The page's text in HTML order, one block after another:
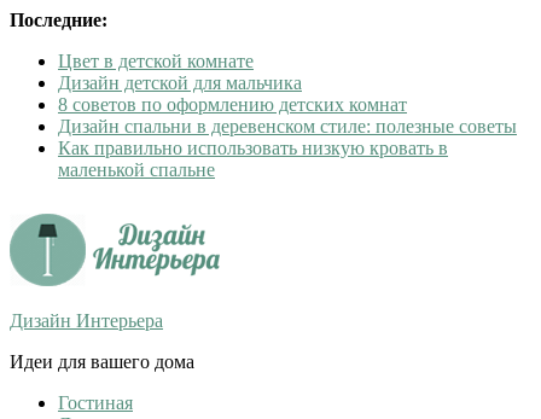
Последние:
Цвет в детской комнате
Дизайн детской для мальчика
8 советов по оформлению детских комнат
Дизайн спальни в деревенском стиле: полезные советы
Как правильно использовать низкую кровать в
маленькой спальне
Дизайн Интерьера
Идеи для вашего дома
Гостиная